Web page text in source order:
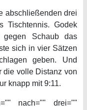
abschließenden drei
Tischtennis. Godek
gegen Schaub das
sich in vier Sätzen
geben. Und
die volle Distanz von
knapp mit 9:11.
nach="" drei=""